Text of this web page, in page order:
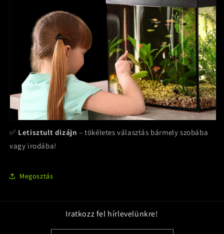
✅ Letisztult dizájn – tökéletes választás bármely szobába
vagy irodába!
Megosztás
Iratkozz fel hírlevelünkre!